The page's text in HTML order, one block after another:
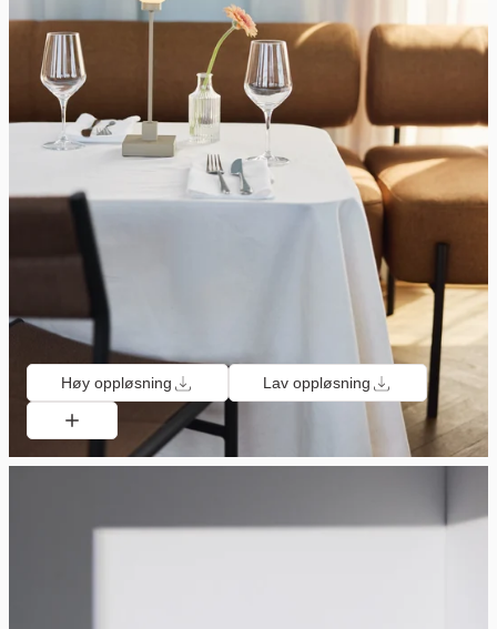
Høy oppløsning Lav oppløsning